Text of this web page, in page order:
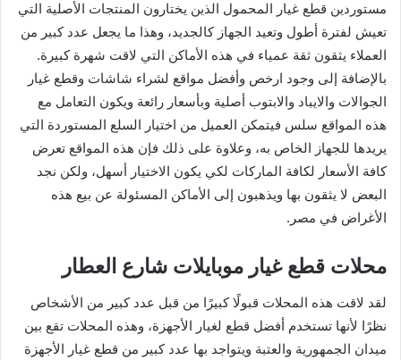
مستوردين قطع غيار المحمول الذين يختارون المنتجات الأصلية التي
تعيش لفترة أطول وتعيد الجهاز كالجديد، وهذا ما يجعل عدد كبير من
العملاء يثقون ثقة عمياء في هذه الأماكن التي لاقت شهرة كبيرة.
بالإضافة إلى وجود ارخص وأفضل مواقع لشراء شاشات وقطع غيار
الجوالات والايباد والابتوب أصلية وبأسعار رائعة ويكون التعامل مع
هذه المواقع سلس فيتمكن العميل من اختيار السلع المستوردة التي
يريدها للجهاز الخاص به، وعلاوة على ذلك فإن هذه المواقع تعرض
كافة الأسعار لكافة الماركات لكي يكون الاختيار أسهل، ولكن نجد
البعض لا يثقون بها ويذهبون إلى الأماكن المسئولة عن بيع هذه
الأغراض في مصر.
محلات قطع غيار موبايلات شارع العطار
لقد لاقت هذه المحلات قبولًا كبيرًا من قبل عدد كبير من الأشخاص
نظرًا لأنها تستخدم أفضل قطع لغيار الأجهزة، وهذه المحلات تقع بين
ميدان الجمهورية والعتبة ويتواجد بها عدد كبير من قطع غيار الأجهزة